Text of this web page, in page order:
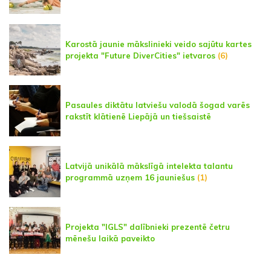
Karostā jaunie mākslinieki veido sajūtu kartes
projekta "Future DiverCities" ietvaros (6)
Pasaules diktātu latviešu valodā šogad varēs
rakstīt klātienē Liepājā un tiešsaistē
Latvijā unikālā mākslīgā intelekta talantu
programmā uzņem 16 jauniešus (1)
Projekta "IGLS" dalībnieki prezentē četru
mēnešu laikā paveikto